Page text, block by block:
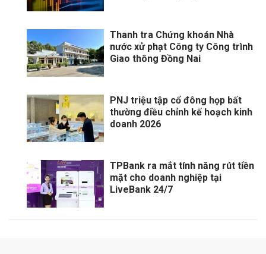
Thanh tra Chứng khoán Nhà
nước xử phạt Công ty Công trình
Giao thông Đồng Nai
PNJ triệu tập cổ đông họp bất
thường điều chỉnh kế hoạch kinh
doanh 2026
TPBank ra mắt tính năng rút tiền
mặt cho doanh nghiệp tại
LiveBank 24/7